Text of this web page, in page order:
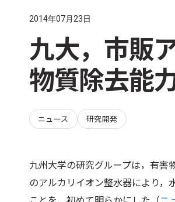
2014年07月23日
九大，市販
物質除去能
ニュース 研究開発
九州大学の研究グループは，有害
のアルカリイオン整水器により，